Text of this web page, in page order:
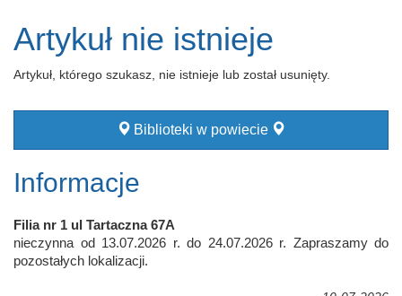
Artykuł nie istnieje
Artykuł, którego szukasz, nie istnieje lub został usunięty.
Biblioteki w powiecie
Informacje
Filia nr 1 ul Tartaczna 67A
nieczynna od 13.07.2026 r. do 24.07.2026 r. Zapraszamy do
pozostałych lokalizacji.